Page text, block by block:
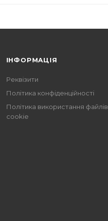
ІНФОРМАЦІЯ
Реквізити
Політика конфіденційності
Політика використання файлів
cookie